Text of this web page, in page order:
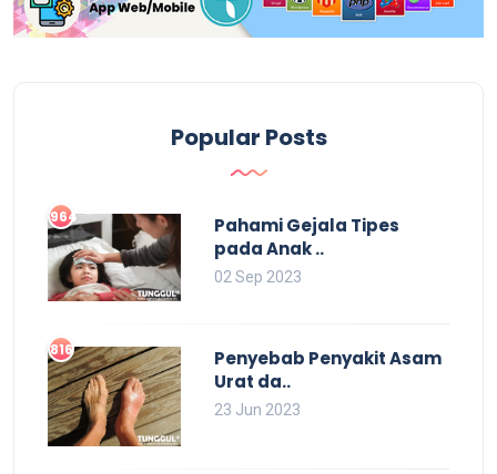
Popular Posts
964
Pahami Gejala Tipes
pada Anak ..
02 Sep 2023
816
Penyebab Penyakit Asam
Urat da..
23 Jun 2023